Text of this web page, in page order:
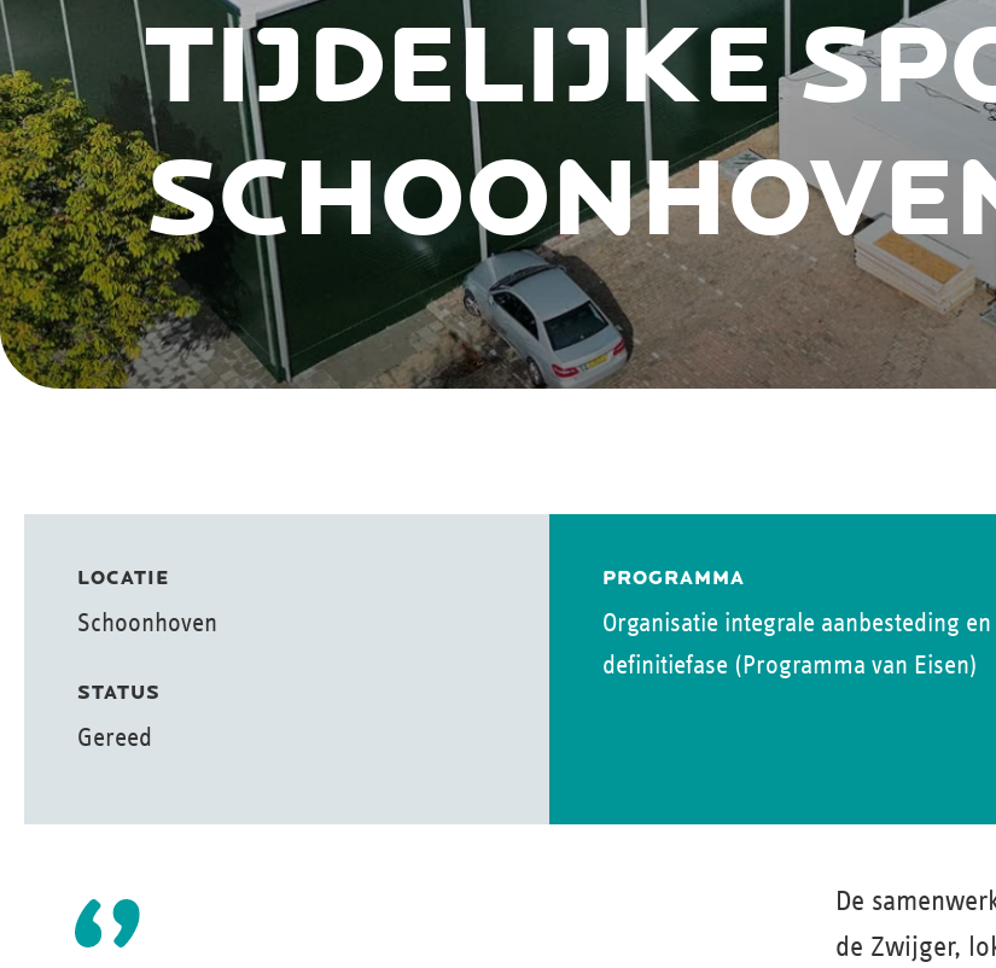
TIJDELIJKE
LOCATIE
Schoonhoven
STATUS
Gereed
PROGRAMMA
Organisatie integrale aanbesteding en
definitiefase (Programma van Eisen)
De
de Zwijger,